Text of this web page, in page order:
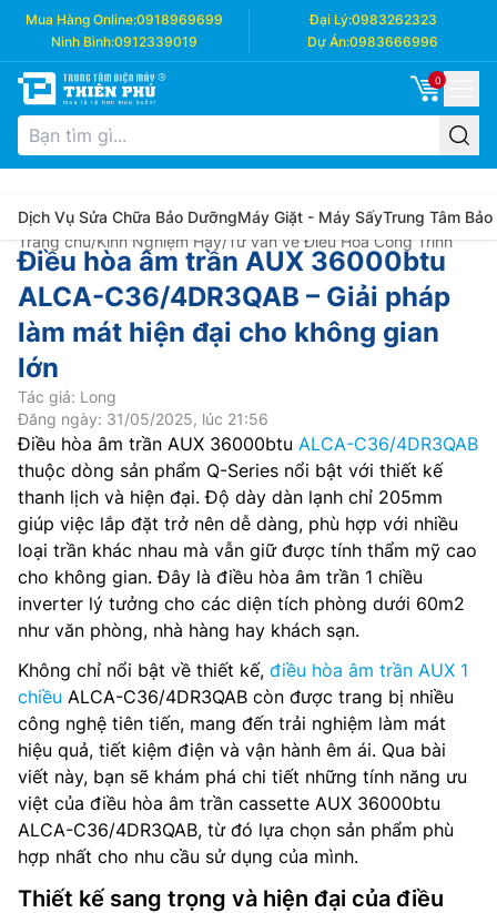
Mua Hàng Online:0918969699 Đại Lý:0983262323
Ninh Bình:0912339019 Dự Án:0983666996
0
Dịch Vụ Sửa Chữa Bảo DưỡngMáy Giặt - Máy SấyTrung Tâm Bảo
Trang chủ/Kinh Nghiệm Hay/Tư vấn về Điều Hòa Công Trình
Điều hòa âm trần AUX 36000btu
ALCA-C36/4DR3QAB – Giải pháp
làm mát hiện đại cho không gian
lớn
Tác giả: Long
Đăng ngày: 31/05/2025, lúc 21:56
Điều hòa âm trần AUX 36000btu ALCA-C36/4DR3QAB
thuộc dòng sản phẩm Q-Series nổi bật với thiết kế
thanh lịch và hiện đại. Độ dày dàn lạnh chỉ 205mm
giúp việc lắp đặt trở nên dễ dàng, phù hợp với nhiều
loại trần khác nhau mà vẫn giữ được tính thẩm mỹ cao
cho không gian. Đây là điều hòa âm trần 1 chiều
inverter lý tưởng cho các diện tích phòng dưới 60m2
như văn phòng, nhà hàng hay khách sạn.
Không chỉ nổi bật về thiết kế, điều hòa âm trần AUX 1
chiều ALCA-C36/4DR3QAB còn được trang bị nhiều
công nghệ tiên tiến, mang đến trải nghiệm làm mát
hiệu quả, tiết kiệm điện và vận hành êm ái. Qua bài
viết này, bạn sẽ khám phá chi tiết những tính năng ưu
việt của điều hòa âm trần cassette AUX 36000btu
ALCA-C36/4DR3QAB, từ đó lựa chọn sản phẩm phù
hợp nhất cho nhu cầu sử dụng của mình.
Thiết kế sang trọng và hiện đại của điều